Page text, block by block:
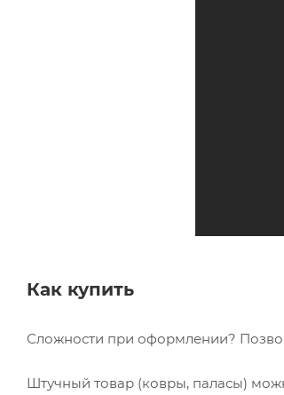
Как купить
Сложности при оформлении?
Штучный товар (ковры, паласы)